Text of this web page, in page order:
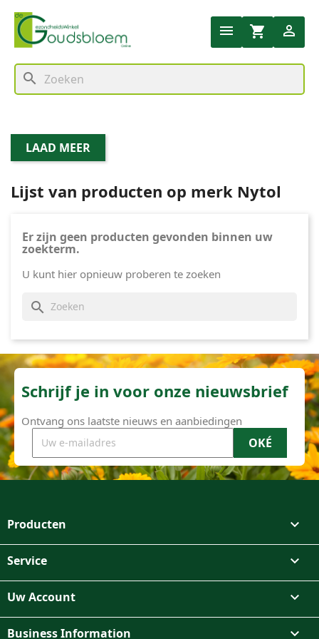
 shopping_cart 
search
LAAD MEER
Lijst van producten op merk Nytol
Er zijn geen producten gevonden binnen uw
zoekterm.
U kunt hier opnieuw proberen te zoeken
search
Schrijf je in voor onze nieuwsbrief
Ontvang ons laatste nieuws en aanbiedingen
Producten 
Service 
Uw Account 
Business Information 